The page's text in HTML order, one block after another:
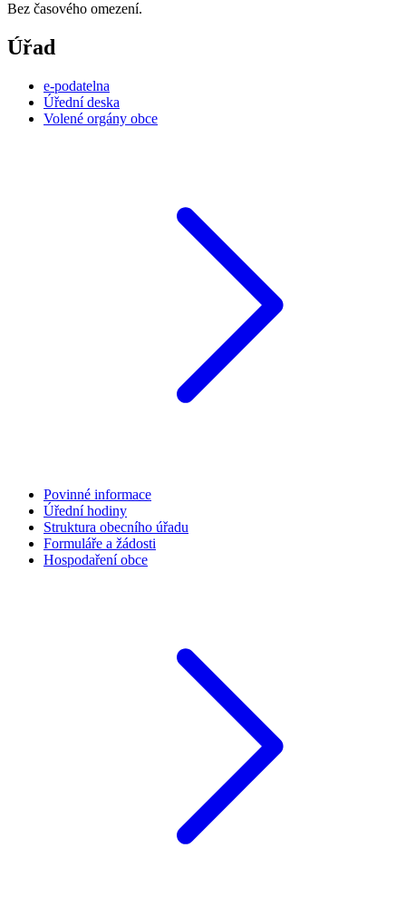
Bez časového omezení.
Úřad
e-podatelna
Úřední deska
Volené orgány obce
Povinné informace
Úřední hodiny
Struktura obecního úřadu
Formuláře a žádosti
Hospodaření obce